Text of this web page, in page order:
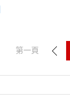
第一頁